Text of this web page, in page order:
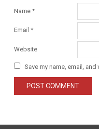
Name *
Email *
Website
Save my name, email,